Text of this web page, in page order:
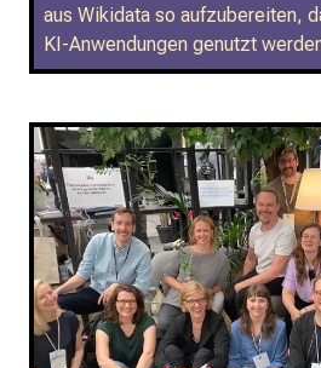
aus Wikidata so aufzubereiten,
KI-Anwendungen genutzt